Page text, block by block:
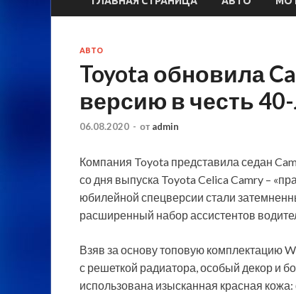
АВТО
Toyota обновила
версию в честь
06.08.2020 - от admin
Компания Toyota представила седан
со дня выпуска Toyota Celica Camry –
юбилейной спецверсии стали
расширенный набор ассистентов
Взяв за основу топовую комплектацию
с решеткой радиатора, особый декор и
использована изысканная красная